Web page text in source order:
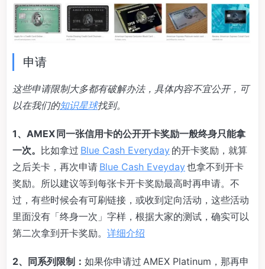
申请
这些申请限制大多都有破解办法，具体内容不宜公开，可
以在我们的知识星球找到。
1、AMEX 同一张信用卡的公开开卡奖励一般终身只能拿
一次。 比如拿过 Blue Cash Everyday 的开卡奖励，就算
之后关卡，再次申请 Blue Cash Eveyday也拿不到开卡
奖励。所以建议等到每张卡开卡奖励最高时再申请。不
过，有些时候会有可刷链接，或收到定向活动，这些活动
里面没有「终身一次」字样，根据大家的测试，确实可以
第二次拿到开卡奖励。 详细介绍
2、同系列限制： 如果你申请过 AMEX Platinum，那再申